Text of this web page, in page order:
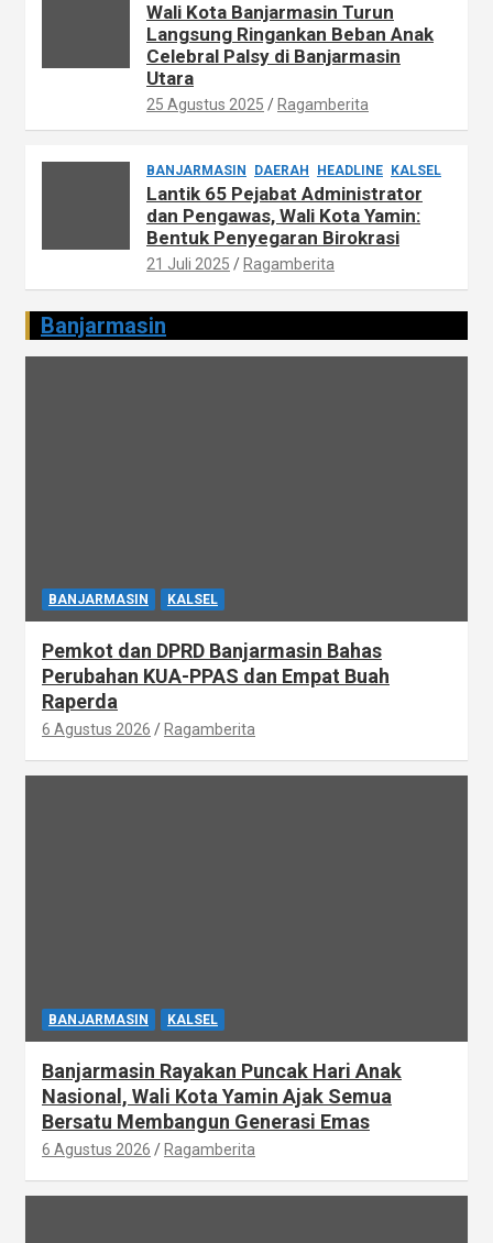
Wali Kota Banjarmasin Turun
Langsung Ringankan Beban Anak
Celebral Palsy di Banjarmasin
Utara
25 Agustus 2025 Ragamberita
BANJARMASIN DAERAH HEADLINE KALSEL
Lantik 65 Pejabat Administrator
dan Pengawas, Wali Kota Yamin:
Bentuk Penyegaran Birokrasi
21 Juli 2025 Ragamberita
Banjarmasin
BANJARMASIN KALSEL
Pemkot dan DPRD Banjarmasin Bahas
Perubahan KUA-PPAS dan Empat Buah
Raperda
6 Agustus 2026 Ragamberita
BANJARMASIN KALSEL
Banjarmasin Rayakan Puncak Hari Anak
Nasional, Wali Kota Yamin Ajak Semua
Bersatu Membangun Generasi Emas
6 Agustus 2026 Ragamberita